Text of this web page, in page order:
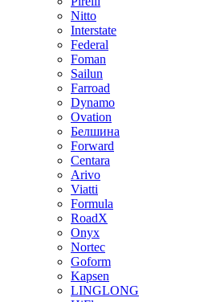
Nitto
Interstate
Federal
Foman
Sailun
Farroad
Dynamo
Ovation
Белшина
Forward
Centara
Arivo
Viatti
Formula
RoadX
Onyx
Nortec
Goform
Kapsen
LINGLONG